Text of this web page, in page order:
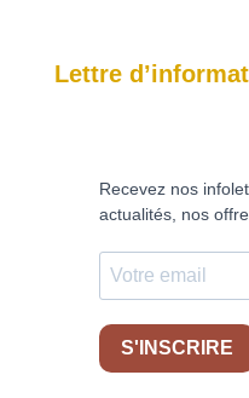
Lettre
Recevez nos
actualités, nos
S'INSCRIRE